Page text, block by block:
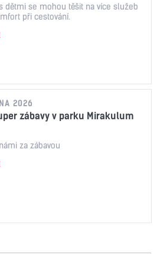
dětmi se mohou těšit na více služeb
při cestování.
2026
zábavy v parku Mirakulum
za zábavou